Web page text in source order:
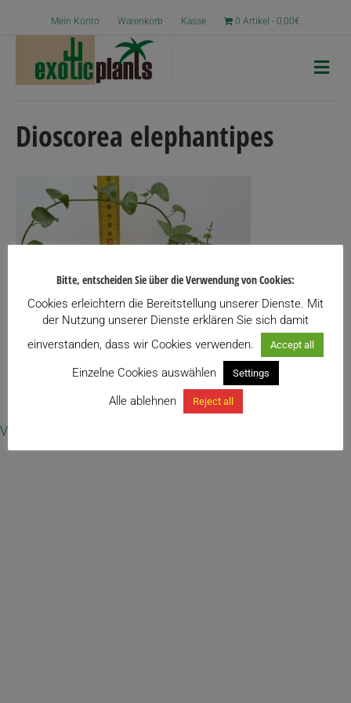
Mein Konto Warenkorb Kasse 0 Artikel 0,00€
N
a
Dioscorea elephantipes
← Dioscorea elephantipes
Vertrag widerrufen
Bitte, entscheiden Sie über die Verwendung von Cookies:
Cookies erleichtern die Bereitstellung unserer Dienste. Mit
der Nutzung unserer Dienste erklären Sie sich damit
einverstanden, dass wir Cookies verwenden.
Accept all
Einzelne Cookies auswählen Settings
Alle ablehnen Reject all